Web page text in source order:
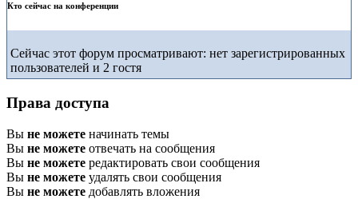
Кто сейчас на конференции
Сейчас этот форум просматривают: нет зарегистрированных
пользователей и 2 гостя
Права доступа
Вы не можете начинать темы
Вы не можете отвечать на сообщения
Вы не можете редактировать свои сообщения
Вы не можете удалять свои сообщения
Вы не можете добавлять вложения